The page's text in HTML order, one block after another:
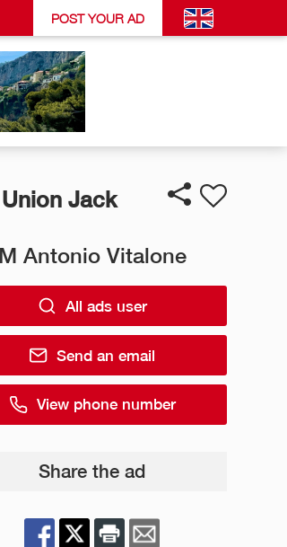
POST YOUR AD
Jack
M Antonio Vitalone
All ads user
Send an email
View phone number
Share the ad